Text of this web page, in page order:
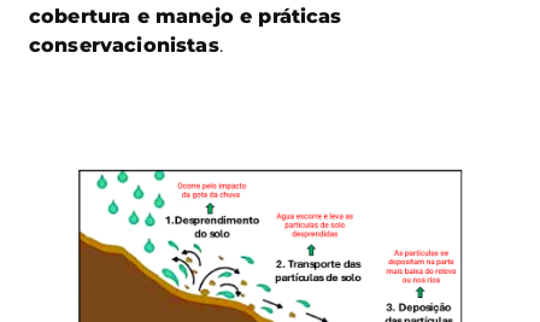
cobertura e manejo e práticas
conservacionistas.